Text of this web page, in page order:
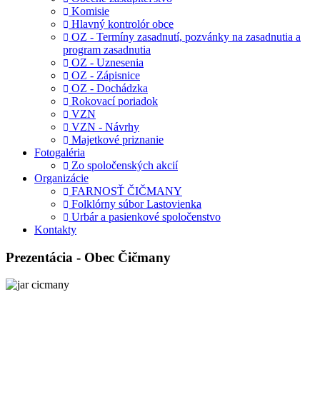
Komisie
Hlavný kontrolór obce
OZ - Termíny zasadnutí, pozvánky na zasadnutia a
program zasadnutia
OZ - Uznesenia
OZ - Zápisnice
OZ - Dochádzka
Rokovací poriadok
VZN
VZN - Návrhy
Majetkové priznanie
Fotogaléria
Zo spoločenských akcií
Organizácie
FARNOSŤ ČIČMANY
Folklórny súbor Lastovienka
Urbár a pasienkové spoločenstvo
Kontakty
Prezentácia - Obec Čičmany